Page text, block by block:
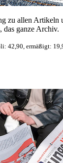
zu allen Artikeln
das ganze Archiv.
42,90, ermäßigt: